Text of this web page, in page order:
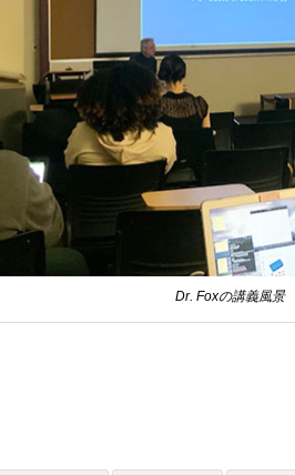
Dr. Foxの講義風景